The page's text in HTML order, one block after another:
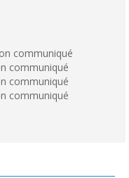
communiqué
communiqué
communiqué
communiqué